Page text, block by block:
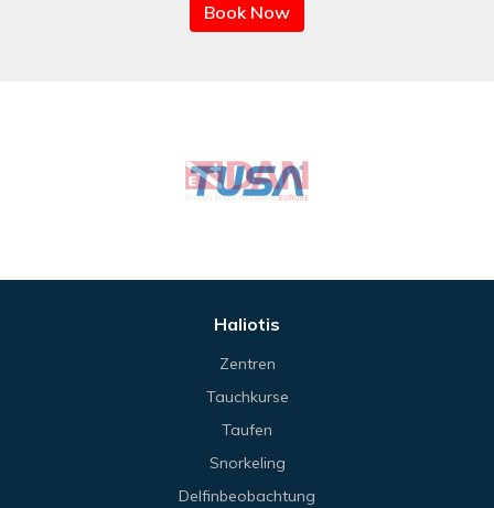
Book Now
Haliotis
Zentren
Tauchkurse
Taufen
Snorkeling
Delfinbeobachtung